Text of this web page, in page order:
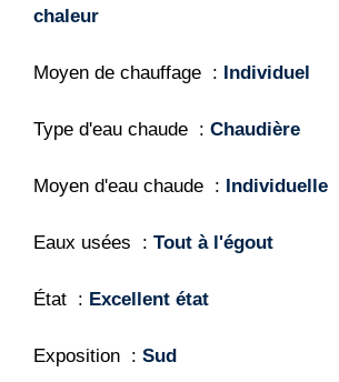
chaleur
Moyen de chauffage Individuel
Type d'eau chaude Chaudière
Moyen d'eau chaude Individuelle
Eaux usées Tout à l'égout
État Excellent état
Exposition Sud